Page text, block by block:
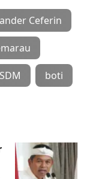
Ceferin
boti